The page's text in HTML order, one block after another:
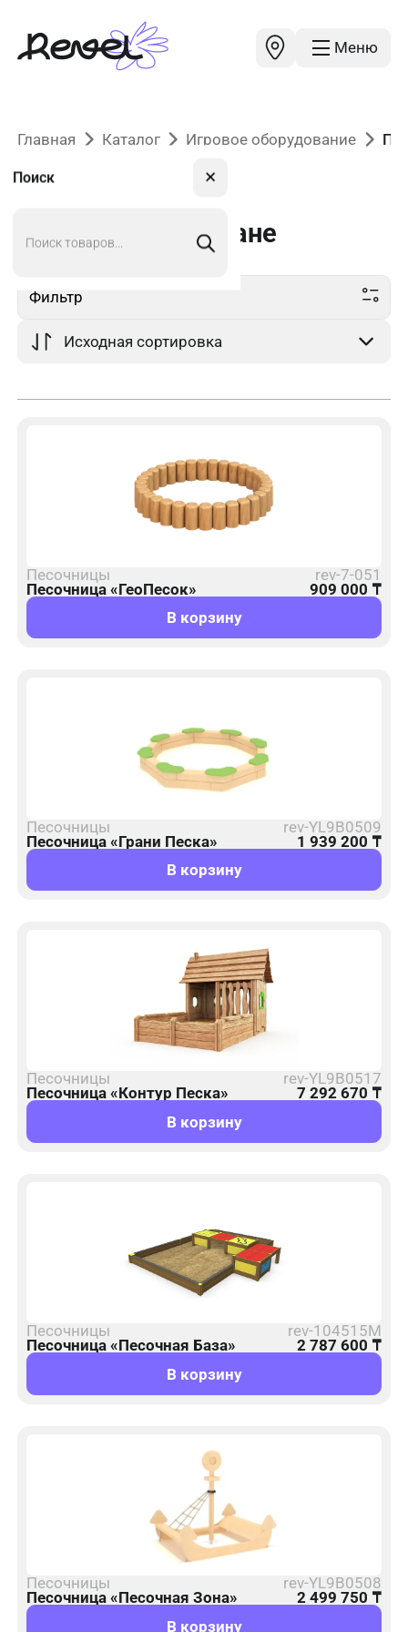
Меню
Поиск ✕
Главная Каталог Игровое оборудование
Песочницы в Астане
Фильтр
Песочницы
rev-7-051
Песочница «ГеоПесок»
909 000 ₸
В корзину
Песочницы
rev-YL9B0509
Песочница «Грани Песка»
1 939 200 ₸
В корзину
Песочницы
rev-YL9B0517
Песочница «Контур Песка»
7 292 670 ₸
В корзину
Песочницы
rev-104515M
Песочница «Песочная База»
2 787 600 ₸
В корзину
Песочницы
rev-YL9B0508
Песочница «Песочная Зона»
2 499 750 ₸
В корзину